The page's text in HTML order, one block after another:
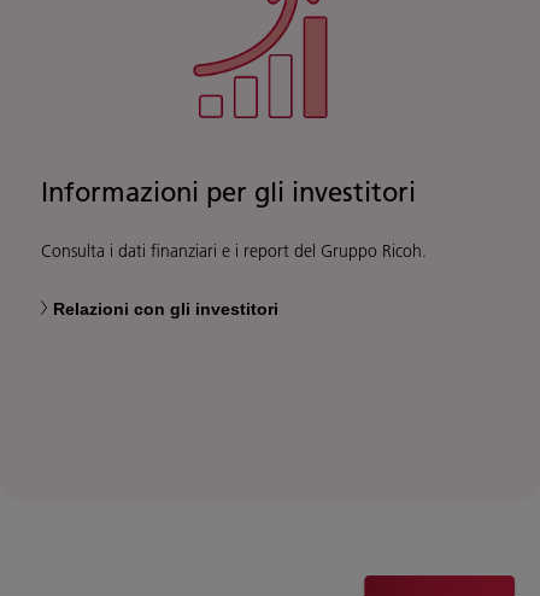
Informazioni per gli investitori
Consulta i dati finanziari e i report del Gruppo Ricoh.
Relazioni con gli investitori